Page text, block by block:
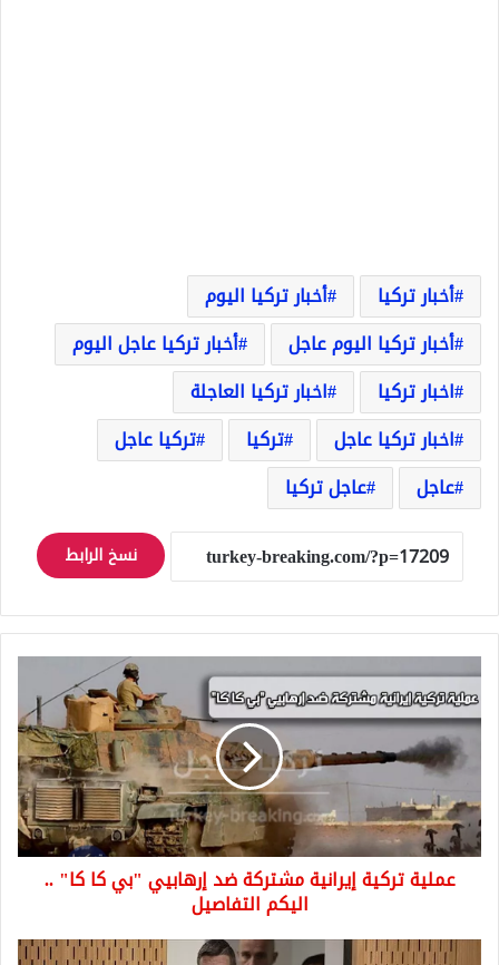
أخبار تركيا
أخبار تركيا اليوم
أخبار تركيا اليوم عاجل
أخبار تركيا عاجل اليوم
اخبار تركيا
اخبار تركيا العاجلة
اخبار تركيا عاجل
تركيا
تركيا عاجل
عاجل
عاجل تركيا
نسخ الرابط
عملية
تركية
إيرانية
مشتركة
ضد
إرهابيي
"بي
كا
كا"
عملية تركية إيرانية مشتركة ضد إرهابيي "بي كا كا" ..
اليكم التفاصيل